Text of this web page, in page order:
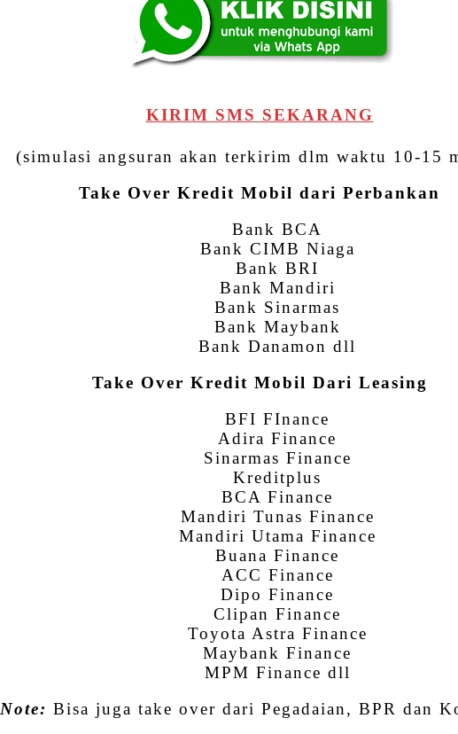
KIRIM SMS SEKARANG
(simulasi angsuran akan terkirim dlm waktu 10-15
Take Over Kredit Mobil dari Perbankan
Bank BCA
Bank CIMB Niaga
Bank BRI
Bank Mandiri
Bank Sinarmas
Bank Maybank
Bank Danamon dll
Take Over Kredit Mobil Dari Leasing
BFI FInance
Adira Finance
Sinarmas Finance
Kreditplus
BCA Finance
Mandiri Tunas Finance
Mandiri Utama Finance
Buana Finance
ACC Finance
Dipo Finance
Clipan Finance
Toyota Astra Finance
Maybank Finance
MPM Finance dll
Note: Bisa juga take over dari Pegadaian, BPR dan